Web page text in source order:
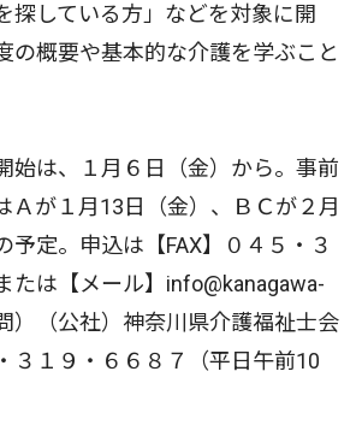
探している方」などを対象に開
の概要や基本的な介護を学ぶこと
始は、１月６日（金）から。事前
Ａが１月13日（金）、ＢＣが２月
予定。申込は【FAX】０４５・３
たは【メール】info@kanagawa-
）（公社）神奈川県介護福祉士会
３１９・６６８７（平日午前10